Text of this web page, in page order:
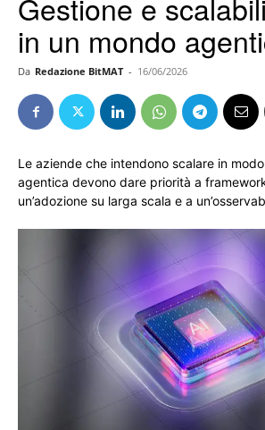
in un mondo
Da Redazione BitMAT - 16/06/2026
Le aziende che intendono scalare in modo
agentica devono dare priorità a
un’adozione su larga scala e a